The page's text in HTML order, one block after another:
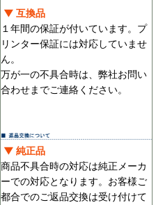
▼ 互換品
１年間の保証が付いています。プ
リンター保証には対応していませ
ん。
万が一の不具合時は、弊社お問い
合わせまでご連絡ください。
▼ 純正品
商品不具合時の対応は純正メーカ
ーでの対応となります。お客様ご
都合でのご返品交換は受け付けて